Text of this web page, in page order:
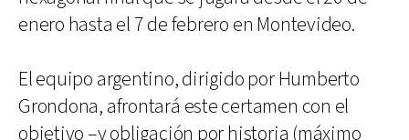
enero hasta el 7 de febrero en Montevideo.
El equipo argentino, dirigido por Humberto
Grondona, afrontará este certamen con el
objetivo –y obligación por historia (máximo